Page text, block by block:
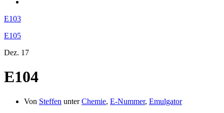
E103
E105
Dez. 17
E104
Von Steffen unterChemie, E-Nummer, Emulgator